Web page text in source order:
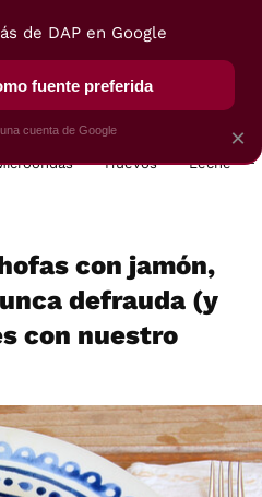
VEGUI
Huevos Leche
con jamón,
defrauda (y
con nuestro
×
de DAP en Google
fuente preferida
cuenta de Google